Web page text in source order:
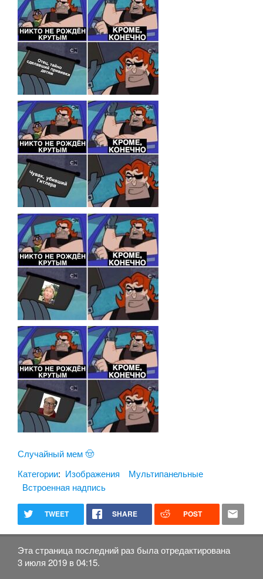
Случайный мем 🤠
Категории: Изображения
Мультипанельные
Встроенная надпись
TWEET SHARE POST
Эта страница последний раз была отредактирована
3 июля 2019 в 04:15.